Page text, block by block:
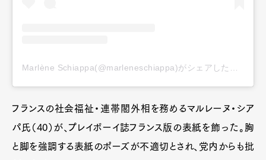
フランスの社会福祉・連帯閣外相を務めるマルレーヌ・シア
パ氏（40）が、プレイボーイ誌フランス版の表紙を飾った。胸
と脚を強調する表紙のポーズが不適切とされ、党内からも批